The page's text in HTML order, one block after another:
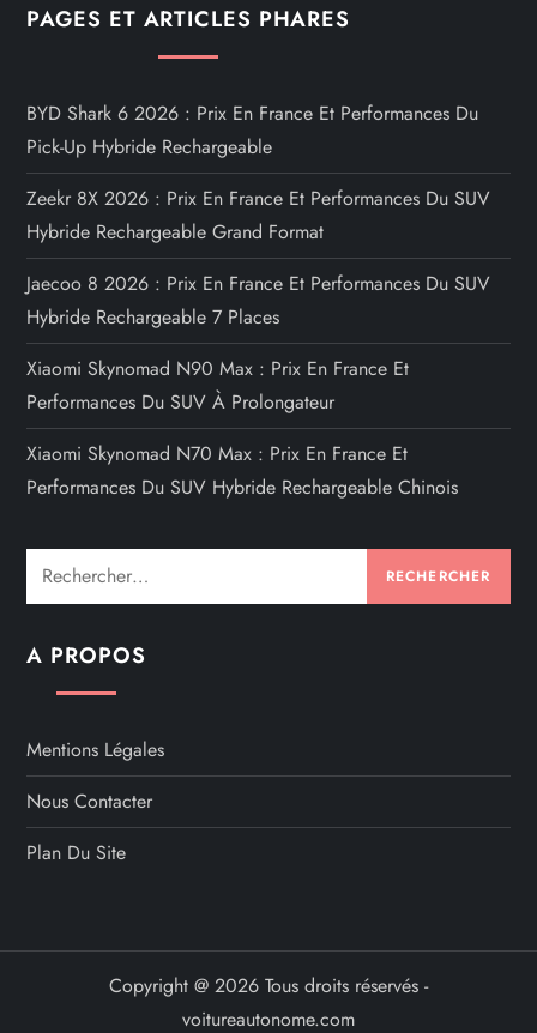
PAGES ET ARTICLES PHARES
BYD Shark 6 2026 : Prix En France Et Performances Du
Pick-Up Hybride Rechargeable
Zeekr 8X 2026 : Prix En France Et Performances Du SUV
Hybride Rechargeable Grand Format
Jaecoo 8 2026 : Prix En France Et Performances Du SUV
Hybride Rechargeable 7 Places
Xiaomi Skynomad N90 Max : Prix En France Et
Performances Du SUV À Prolongateur
Xiaomi Skynomad N70 Max : Prix En France Et
Performances Du SUV Hybride Rechargeable Chinois
Rechercher :
A PROPOS
Mentions Légales
Nous Contacter
Plan Du Site
Copyright @ 2026 Tous droits réservés -
voitureautonome.com